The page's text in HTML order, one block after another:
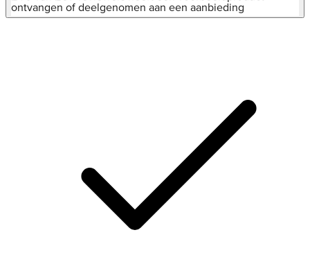
5
sterren,
ontvangen of deelgenomen aan een aanbieding